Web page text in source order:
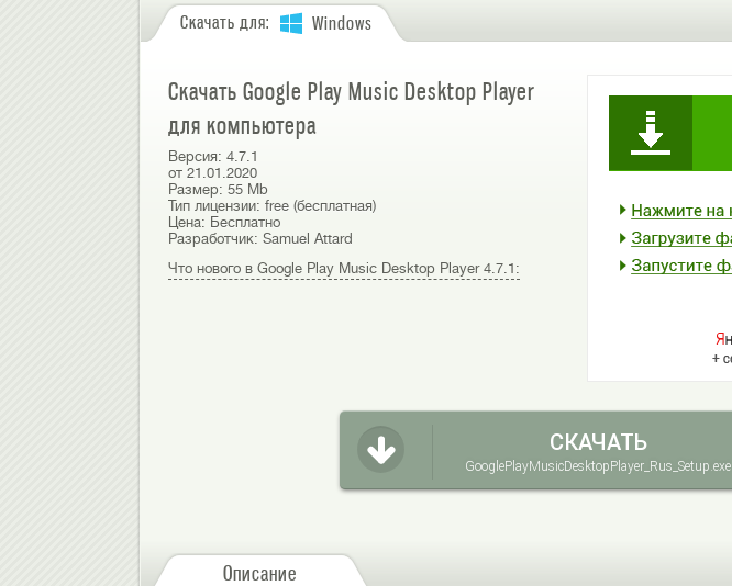
Скачать для: Windows
Скачать Google Play Music Desktop Player
для компьютера
Версия: 4.7.1
от 21.01.2020
Размер: 55 Mb
Тип лицензии: free (бесплатная)
Цена: Бесплатно
Разработчик: Samuel Attard
Что нового в Google Play Music Desktop Player 4.7.1:
СКАЧАТЬ
GooglePlayMusicDesktopPlayer_Rus_Setup.exe
Описание